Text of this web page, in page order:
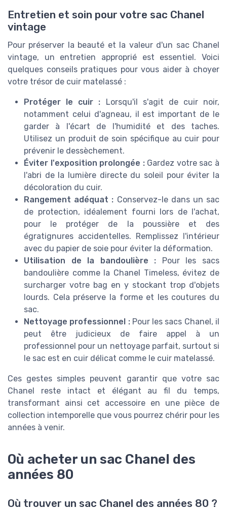
Entretien et soin pour votre sac Chanel
vintage
Pour préserver la beauté et la valeur d'un sac Chanel
vintage, un entretien approprié est essentiel. Voici
quelques conseils pratiques pour vous aider à choyer
votre trésor de cuir matelassé :
Protéger le cuir : Lorsqu'il s'agit de cuir noir,
notamment celui d'agneau, il est important de le
garder à l'écart de l'humidité et des taches.
Utilisez un produit de soin spécifique au cuir pour
prévenir le dessèchement.
Éviter l'exposition prolongée :Gardez votre sac à
l'abri de la lumière directe du soleil pour éviter la
décoloration du cuir.
Rangement adéquat : Conservez-le dans un sac
de protection, idéalement fourni lors de l'achat,
pour le protéger de la poussière et des
égratignures accidentelles. Remplissez l'intérieur
avec du papier de soie pour éviter la déformation.
Utilisation de la bandoulière : Pour les sacs
bandoulière comme la Chanel Timeless, évitez de
surcharger votre bag en y stockant trop d'objets
lourds. Cela préserve la forme et les coutures du
sac.
Nettoyage professionnel :Pour les sacs Chanel, il
peut être judicieux de faire appel à un
professionnel pour un nettoyage parfait, surtout si
le sac est en cuir délicat comme le cuir matelassé.
Ces gestes simples peuvent garantir que votre sac
Chanel reste intact et élégant au fil du temps,
transformant ainsi cet accessoire en une pièce de
collection intemporelle que vous pourrez chérir pour les
années à venir.
Où acheter un sac Chanel des
années 80
Où trouver un sac Chanel des années 80 ?